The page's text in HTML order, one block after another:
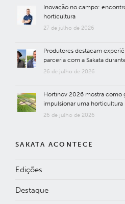
Inovação no campo:
horticultura
27 de julho de 2026
Produtores destacam
parceria com a Sakata
26 de julho de 2026
Hortinov 2026 mostra como
impulsionar uma horticultura
26 de julho de 2026
SAKATA ACONTECE
Edições
Destaque